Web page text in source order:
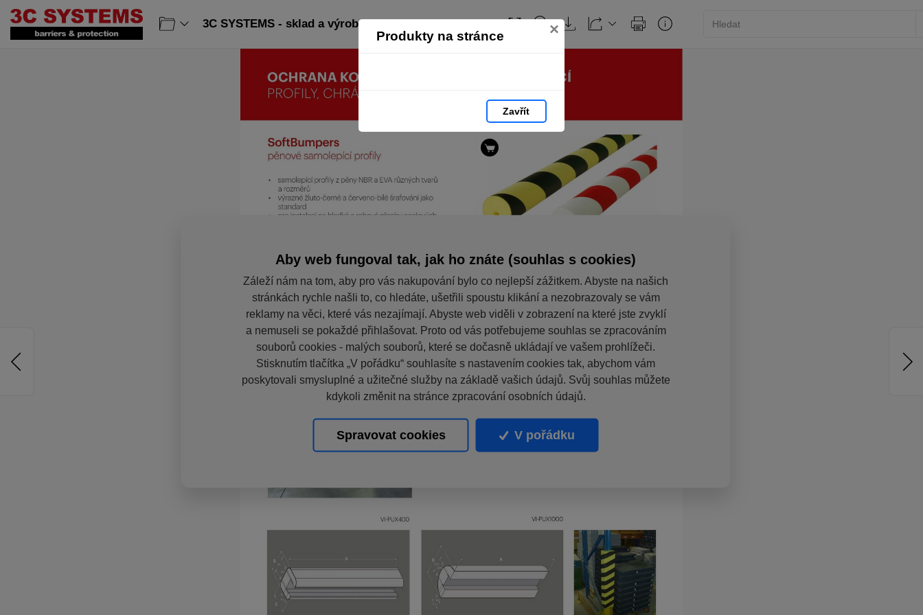
Produkty na stránce ×
Zavřít
3C SYSTEMS - sklad a výroba: strana 43
Aby web fungoval tak, jak ho znáte (souhlas s cookies)
Záleží nám na tom, aby pro vás nakupování bylo co nejlepší zážitkem. Abyste na našich
stránkách rychle našli to, co hledáte, ušetřili spoustu klikání a nezobrazovaly se vám
reklamy na věci, které vás nezajímají. Abyste web viděli v zobrazení na které jste zvyklí
a nemuseli se pokaždé přihlašovat. Proto od vás potřebujeme souhlas se zpracováním
souborů cookies - malých souborů, které se dočasně ukládají ve vašem prohlížeči.
Stisknutím tlačítka „V pořádku“ souhlasíte s nastavením cookies tak, abychom vám
poskytovali smysluplné a užitečné služby na základě vašich údajů. Svůj souhlas můžete
kdykoli změnit na stránce zpracování osobních údajů.
Spravovat cookies V pořádku